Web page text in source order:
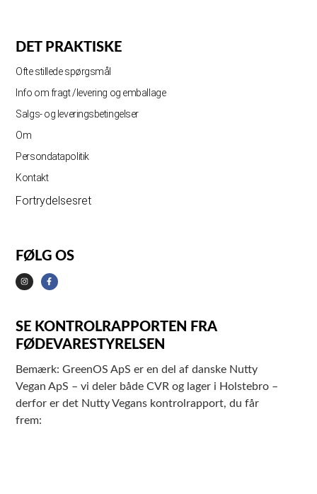
DET PRAKTISKE
Ofte stillede spørgsmål
Info om fragt /levering og emballage
Salgs- og leveringsbetingelser
Om
Persondatapolitik
Kontakt
Fortrydelsesret
FØLG OS
SE KONTROLRAPPORTEN FRA
FØDEVARESTYRELSEN
Bemærk: GreenOS ApS er en del af danske Nutty
Vegan ApS – vi deler både CVR og lager i Holstebro –
derfor er det Nutty Vegans kontrolrapport, du får
frem: